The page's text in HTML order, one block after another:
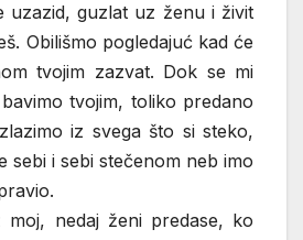
uzazid, guzlat uz ženu i živit
Obilišmo pogledajuć kad će
tvojim zazvat. Dok se mi
tvojim, toliko predano
iz svega što si steko,
sebi i sebi stečenom neb imo
moj, nedaj ženi predase, ko